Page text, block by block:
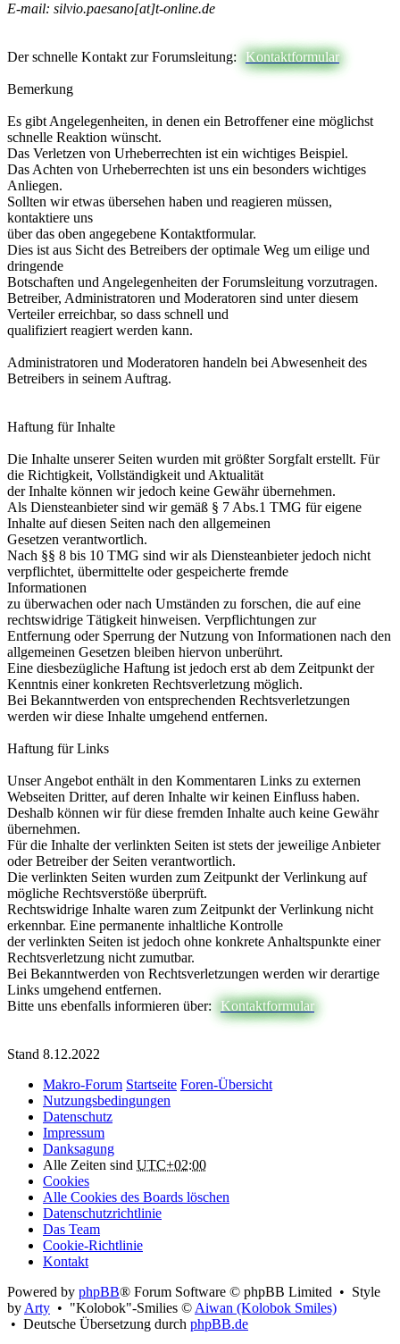
E-mail: silvio.paesano[at]t-online.de
Der schnelle Kontakt zur Forumsleitung: Kontaktformular
Bemerkung
Es gibt Angelegenheiten, in denen ein Betroffener eine möglichst
schnelle Reaktion wünscht.
Das Verletzen von Urheberrechten ist ein wichtiges Beispiel.
Das Achten von Urheberrechten ist uns ein besonders wichtiges
Anliegen.
Sollten wir etwas übersehen haben und reagieren müssen,
kontaktiere uns
über das oben angegebene Kontaktformular.
Dies ist aus Sicht des Betreibers der optimale Weg um eilige und
dringende
Botschaften und Angelegenheiten der Forumsleitung vorzutragen.
Betreiber, Administratoren und Moderatoren sind unter diesem
Verteiler erreichbar, so dass schnell und
qualifiziert reagiert werden kann.
Administratoren und Moderatoren handeln bei Abwesenheit des
Betreibers in seinem Auftrag.
Haftung für Inhalte
Die Inhalte unserer Seiten wurden mit größter Sorgfalt erstellt. Für
die Richtigkeit, Vollständigkeit und Aktualität
der Inhalte können wir jedoch keine Gewähr übernehmen.
Als Diensteanbieter sind wir gemäß § 7 Abs.1 TMG für eigene
Inhalte auf diesen Seiten nach den allgemeinen
Gesetzen verantwortlich.
Nach §§ 8 bis 10 TMG sind wir als Diensteanbieter jedoch nicht
verpflichtet, übermittelte oder gespeicherte fremde
Informationen
zu überwachen oder nach Umständen zu forschen, die auf eine
rechtswidrige Tätigkeit hinweisen. Verpflichtungen zur
Entfernung oder Sperrung der Nutzung von Informationen nach den
allgemeinen Gesetzen bleiben hiervon unberührt.
Eine diesbezügliche Haftung ist jedoch erst ab dem Zeitpunkt der
Kenntnis einer konkreten Rechtsverletzung möglich.
Bei Bekanntwerden von entsprechenden Rechtsverletzungen
werden wir diese Inhalte umgehend entfernen.
Haftung für Links
Unser Angebot enthält in den Kommentaren Links zu externen
Webseiten Dritter, auf deren Inhalte wir keinen Einfluss haben.
Deshalb können wir für diese fremden Inhalte auch keine Gewähr
übernehmen.
Für die Inhalte der verlinkten Seiten ist stets der jeweilige Anbieter
oder Betreiber der Seiten verantwortlich.
Die verlinkten Seiten wurden zum Zeitpunkt der Verlinkung auf
mögliche Rechtsverstöße überprüft.
Rechtswidrige Inhalte waren zum Zeitpunkt der Verlinkung nicht
erkennbar. Eine permanente inhaltliche Kontrolle
der verlinkten Seiten ist jedoch ohne konkrete Anhaltspunkte einer
Rechtsverletzung nicht zumutbar.
Bei Bekanntwerden von Rechtsverletzungen werden wir derartige
Links umgehend entfernen.
Bitte uns ebenfalls informieren über:
Kontaktformular
Stand 8.12.2022
Makro-Forum Startseite Foren-Übersicht
Nutzungsbedingungen
Datenschutz
Impressum
Danksagung
Alle Zeiten sind UTC+02:00
Cookies
Alle Cookies des Boards löschen
Datenschutzrichtlinie
Das Team
Cookie-Richtlinie
Kontakt
Powered by phpBB® Forum Software © phpBB Limited • Style
byArty • "Kolobok"-Smilies ©Aiwan (Kolobok Smiles)
• Deutsche Übersetzung durch phpBB.de